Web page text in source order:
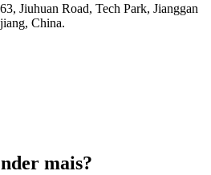
Jiuhuan Road, Tech Park, Jianggan
China.
mais?